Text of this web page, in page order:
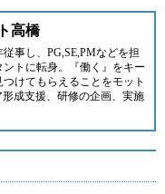
高橋
事し、PG,SE,PMなどを担
トに転身。『働く』をキー
けてもらえることをモット
成支援、研修の企画、実施